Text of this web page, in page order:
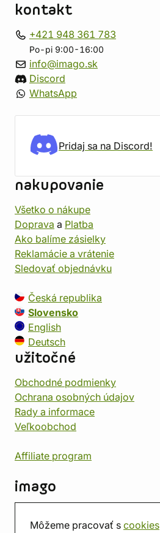
Môžeme pracovať s cookies
kontakt
+421 948 361 783
Po-pi 9:00-16:00
info@imago.sk
Discord
WhatsApp
Pridaj sa na Discord!
nakupovanie
Všetko o nákupe
Doprava a Platba
Ako balíme zásielky
Reklamácie a vrátenie
Sledovať objednávku
Česká republika
Slovensko
English
Deutsch
užitočné
Obchodné podmienky
Ochrana osobných údajov
Rady a informace
Veľkoobchod
Affiliate program
imago
Predajňa